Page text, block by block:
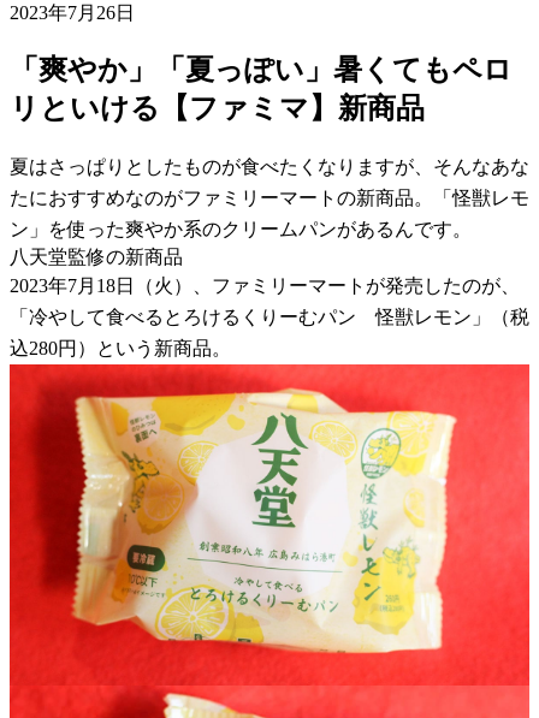
2023年7月26日
「爽やか」「夏っぽい」暑くてもペロ
リといける【ファミマ】新商品
夏はさっぱりとしたものが食べたくなりますが、そんなあな
たにおすすめなのがファミリーマートの新商品。「怪獣レモ
ン」を使った爽やか系のクリームパンがあるんです。
八天堂監修の新商品
2023年7月18日（火）、ファミリーマートが発売したのが、
「冷やして食べるとろけるくりーむパン 怪獣レモン」（税
込280円）という新商品。